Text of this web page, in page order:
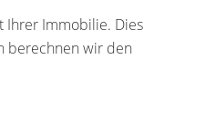
Ihrer Immobilie. Dies
berechnen wir den